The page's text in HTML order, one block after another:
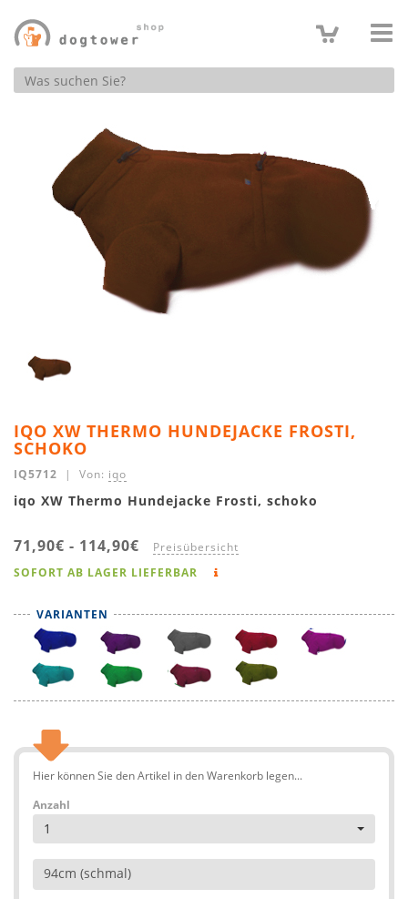
Produktsuche
IQO XW THERMO HUNDEJACKE FROSTI,
SCHOKO
IQ5712 | Von: iqo
iqo XW Thermo Hundejacke Frosti, schoko
71,90€ - 114,90€ Preisübersicht
SOFORT AB LAGER LIEFERBAR
VARIANTEN
Hier können Sie den Artikel in den Warenkorb legen...
Anzahl
1
94cm (schmal)